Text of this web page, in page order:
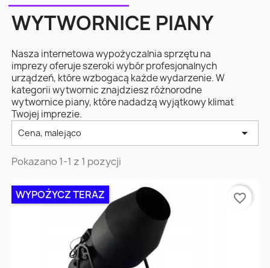
WYTWORNICE PIANY
Nasza internetowa wypożyczalnia sprzętu na
imprezy oferuje szeroki wybór profesjonalnych
urządzeń, które wzbogacą każde wydarzenie. W
kategorii wytwornic znajdziesz różnorodne
wytwornice piany, które nadadzą wyjątkowy klimat
Twojej imprezie.
Cena, malejąco 
Pokazano 1-1 z 1 pozycji
WYPOŻYCZ TERAZ favorite_border